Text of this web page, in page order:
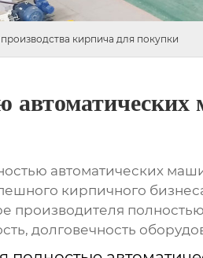
кирпича для покупки
автоматических
кирпичного
производителя
долговечность